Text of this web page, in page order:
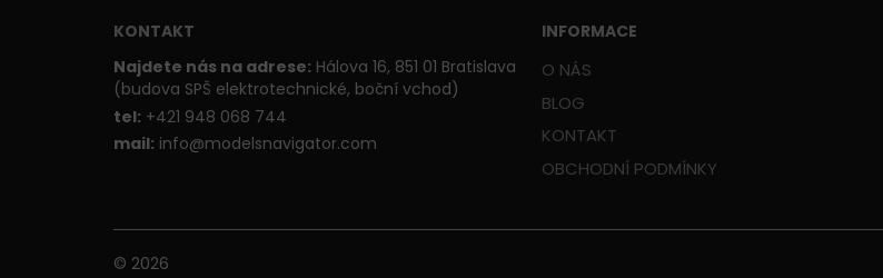
KONTAKT
Najdete nás na adrese: Hálova 16, 851 01 Bratislava
(budova SPŠ elektrotechnické, boční vchod)
tel: +421 948 068 744
mail: info@modelsnavigator.com
INFORMACE
O NÁS
BLOG
KONTAKT
OBCHODNÍ PODMÍNKY
© 2026